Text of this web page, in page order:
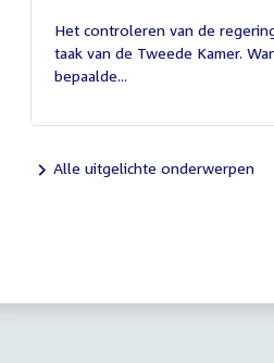
juli
2026
Het controleren van de
taak van de Tweede Kamer.
bepaalde...
Alle uitgelichte onderwerpen